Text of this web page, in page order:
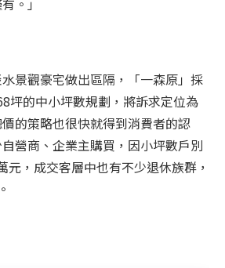
。」
景觀豪宅做出區隔，「一森原」採
坪的中小坪數規劃，將訴求定位為
的策略也很快就得到消費者的認
營商、企業主購買，因小坪數戶別
元，成交客層中也有不少退休族群，